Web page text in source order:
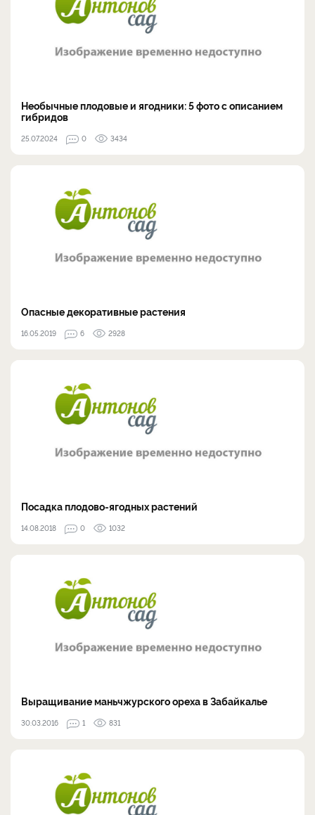
Необычные плодовые и ягодники: 5 фото с описанием
гибридов
25.07.2024 0 3434
Опасные декоративные растения
16.05.2019 6 2928
Посадка плодово-ягодных растений
14.08.2018 0 1032
Выращивание маньчжурского ореха в Забайкалье
30.03.2016 1 831